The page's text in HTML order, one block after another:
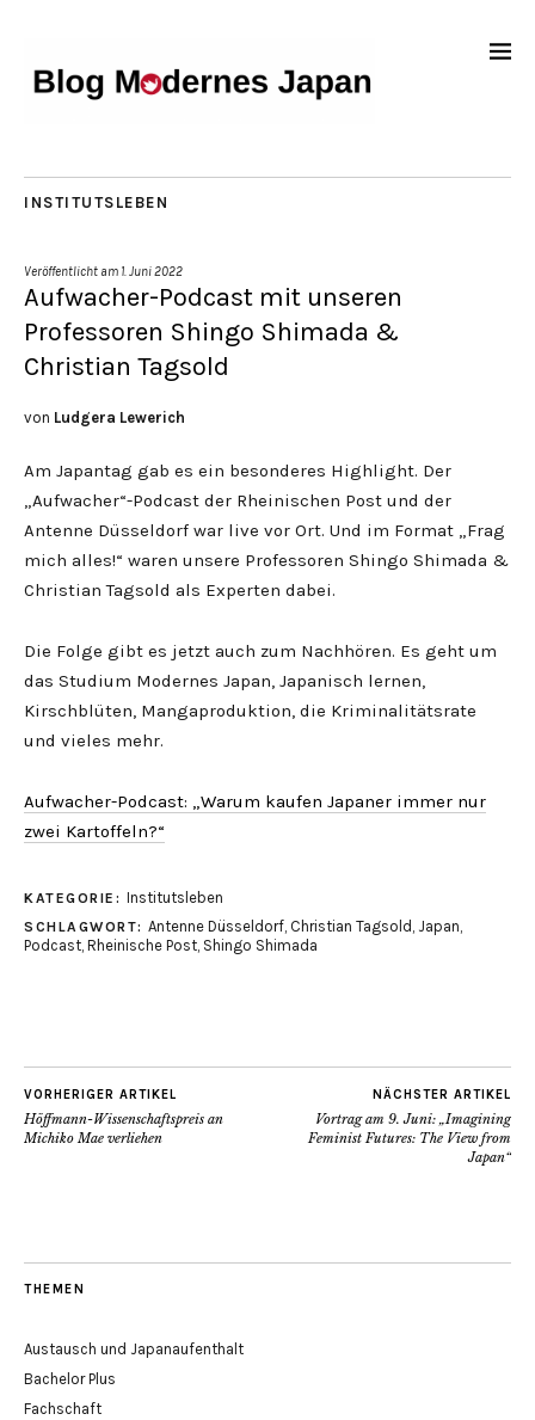
INSTITUTSLEBEN
Veröffentlicht am 1. Juni 2022
Aufwacher-Podcast mit unseren
Professoren Shingo Shimada &
Christian Tagsold
von Ludgera Lewerich
Am Japantag gab es ein besonderes Highlight. Der
„Aufwacher“-Podcast der Rheinischen Post und der
Antenne Düsseldorf war live vor Ort. Und im Format „Frag
mich alles!“ waren unsere Professoren Shingo Shimada &
Christian Tagsold als Experten dabei.
Die Folge gibt es jetzt auch zum Nachhören. Es geht um
das Studium Modernes Japan, Japanisch lernen,
Kirschblüten, Mangaproduktion, die Kriminalitätsrate
und vieles mehr.
Aufwacher-Podcast: „Warum kaufen Japaner immer nur
zwei Kartoffeln?“
KATEGORIE: Institutsleben
SCHLAGWORT: Antenne Düsseldorf, Christian Tagsold , Japan,
Podcast, Rheinische Post, Shingo Shimada
VORHERIGER ARTIKEL
Höffmann-Wissenschaftspreis an
Michiko Mae verliehen
NÄCHSTER ARTIKEL
Vortrag am 9. Juni: „Imagining
Feminist Futures: The View from
Japan“
THEMEN
Austausch und Japanaufenthalt
Bachelor Plus
Fachschaft